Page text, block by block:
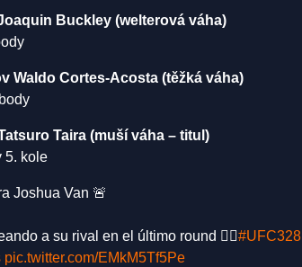
Buckley (welterová váha)
Waldo Cortes-Acosta (těžká váha)
Taira (muší váha – titul)
5. kole
Joshua Van 🚨
a su rival en el último round 😮‍💨#UFC328
pic.twitter.com/EMkM5Tf5Pe